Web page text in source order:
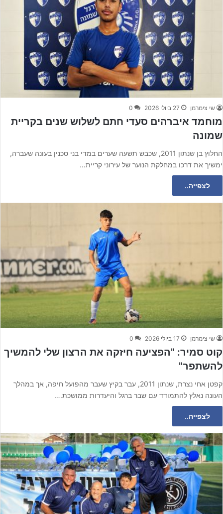
שי צימרמן 27 ביולי 2026 0
מוחמד איברהים סעדי חתם לשלוש שנים בקריית
שמונה
החלוץ בן שנתון 2011, שכבש תשעה שערים במדי בני סכנין בעונה שעברה,
ימשיך את דרכו במחלקת הנוער של עירוני קריית…
לצפייה..
שי צימרמן 17 ביולי 2026 0
קוט סמיר: "הפציעה חיזקה את הרצון שלי להמשיך
להשתפר"
קפטן אחי נצרת, שנתון 2011, עבר בקיץ שעבר מהפועל חיפה, אך במהלך
העונה נאלץ להתמודד עם שבר ברגל והיעדרות ממושכת.…
לצפייה..